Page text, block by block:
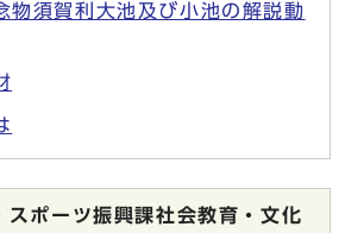
物須賀利大池及び小池の解説動
スポーツ振興課社会教育・文化